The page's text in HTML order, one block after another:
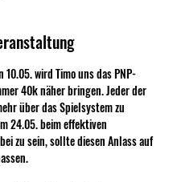
10.05. wird Timo uns das PNP-
40k näher bringen. Jeder der
über das Spielsystem zu
24.05. beim effektiven
zu sein, sollte diesen Anlass auf